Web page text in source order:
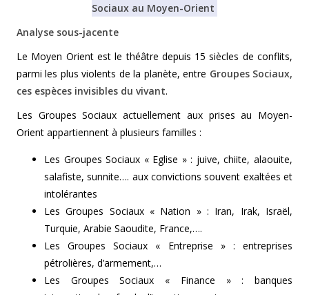
Sociaux au Moyen-Orient
Analyse sous-jacente
Le Moyen Orient est le théâtre depuis 15 siècles de conflits,
parmi les plus violents de la planète, entre Groupes Sociaux,
ces espèces invisibles du vivant.
Les Groupes Sociaux actuellement aux prises au Moyen-
Orient appartiennent à plusieurs familles :
Les Groupes Sociaux « Eglise » : juive, chiite, alaouite,
salafiste, sunnite…. aux convictions souvent exaltées et
intolérantes
Les Groupes Sociaux « Nation » : Iran, Irak, Israël,
Turquie, Arabie Saoudite, France,….
Les Groupes Sociaux « Entreprise » : entreprises
pétrolières, d’armement,…
Les Groupes Sociaux « Finance » : banques